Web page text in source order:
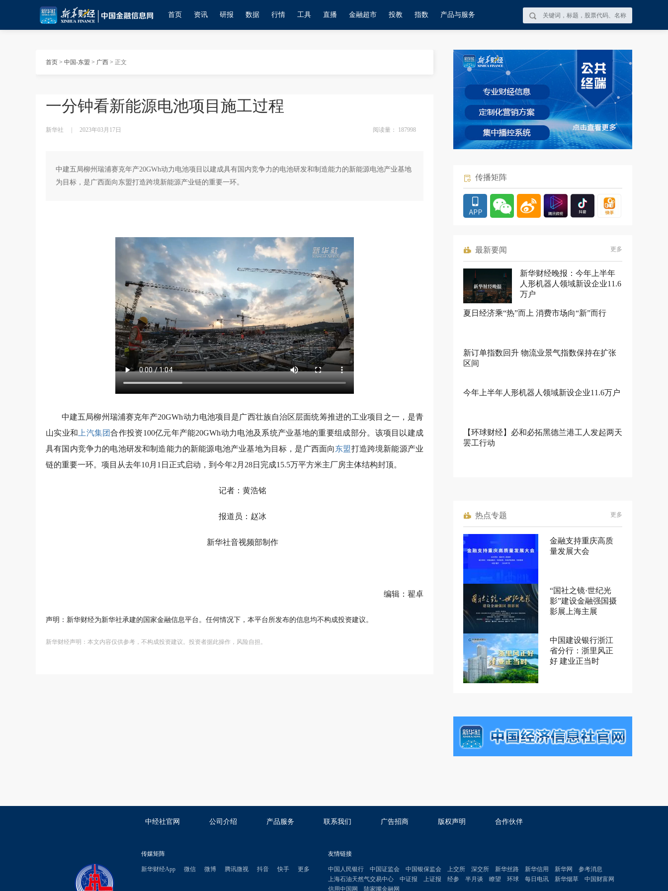
首页 资讯 研报 数据 行情 工具 直播 金融超市 投教 指数 产品与服务
首页 > 中国-东盟 > 广西 > 正文
一分钟看新能源电池项目施工过程
新华社 2023年03月17日 阅读量： 187998
中建五局柳州瑞浦赛克年产20GWh动力电池项目以建成具有国内竞争力的电池研发和制造能力的新能源电池产业基地
为目标，是广西面向东盟打造跨境新能源产业链的重要一环。
中建五局柳州瑞浦赛克年产20GWh动力电池项目是广西壮族自治区层面统筹推进的工业项目之一，是青
山实业和 上汽集团合作投资100亿元年产能20GWh动力电池及系统产业基地的重要组成部分。该项目以建成
具有国内竞争力的电池研发和制造能力的新能源电池产业基地为目标，是广西面向东盟打造跨境新能源产业
链的重要一环。项目从去年10月1日正式启动，到今年2月28日完成15.5万平方米主厂房主体结构封顶。
记者：黄浩铭
报道员：赵冰
新华社音视频部制作
编辑：翟卓
声明：新华财经为新华社承建的国家金融信息平台。任何情况下，本平台所发布的信息均不构成投资建议。
新华财经声明：本文内容仅供参考，不构成投资建议。投资者据此操作，风险自担。
传播矩阵
最新要闻 更多
新华财经晚报：今年上半年
人形机器人领域新设企业11.6
万户
夏日经济乘“热”而上 消费市场向“新”而行
新订单指数回升 物流业景气指数保持在扩张
区间
今年上半年人形机器人领域新设企业11.6万户
【环球财经】必和必拓黑德兰港工人发起两天
罢工行动
热点专题 更多
金融支持重庆高质
量发展大会
“国社之镜·世纪光
影”建设金融强国摄
影展上海主展
中国建设银行浙江
省分行：浙里风正
好 建业正当时
中经社官网 公司介绍 产品服务 联系我们 广告招商 版权声明 合作伙伴
传媒矩阵
新华财经App 微信 微博 腾讯微视 抖音 快手 更多
友情链接
中国人民银行 中国证监会 中国银保监会 上交所 深交所 新华丝路 新华信用 新华网
参考消息
上海石油天然气交易中心
中证报 上证报 经参 半月谈 瞭望 环球 每日电讯 新华烟草
中国财富网
信用中国网
陆家嘴金融网